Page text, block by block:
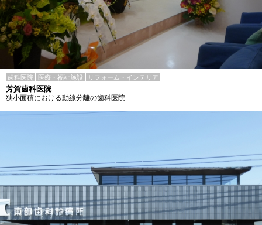
歯科医院 医療・福祉施設 リフォーム・インテリア
芳賀歯科医院
狭小面積における動線分離の歯科医院